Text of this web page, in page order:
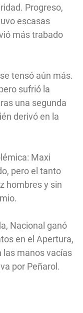
Progreso,
escasas
más trabado
tensó aún más.
sufrió la
una segunda
derivó en la
Maxi
pero el tanto
hombres y sin
Nacional ganó
en el Apertura,
las manos vacías
por Peñarol.